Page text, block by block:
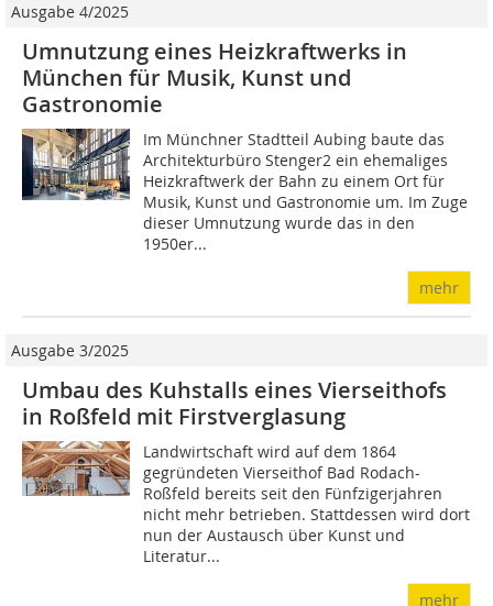
Ausgabe 4/2025
Umnutzung eines Heizkraftwerks in
München für Musik, Kunst und
Gastronomie
Im Münchner Stadtteil Aubing baute das
Architekturbüro Stenger2 ein ehemaliges
Heizkraftwerk der Bahn zu einem Ort für
Musik, Kunst und Gastronomie um. Im Zuge
dieser Umnutzung wurde das in den
1950er...
mehr
Ausgabe 3/2025
Umbau des Kuhstalls eines Vierseithofs
in Roßfeld mit Firstverglasung
Landwirtschaft wird auf dem 1864
gegründeten Vierseithof Bad Rodach-
Roßfeld bereits seit den Fünfzigerjahren
nicht mehr betrieben. Stattdessen wird dort
nun der Austausch über Kunst und
Literatur...
mehr